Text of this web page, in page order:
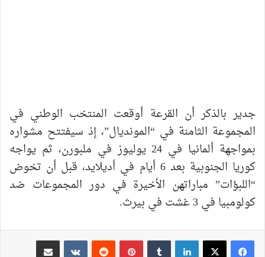
جدير بالذكر أن القرعة أوقعت المنتخب الوطني في
المجموعة الثامنة في “المونديال”، إذ سيفتتح مشواره
بمواجهة ألمانيا في 24 يوليوز في ملبورن، ثم يواجه
كوريا الجنوبية بعد 6 أيام في أديلايد، قبل أن تخوض
“اللبؤات” مباراتهن الأخيرة في دور المجموعات ضد
كولومبيا في 3 غشت في بيرث.
لينكدإن بينتيريست
مشاركة عبر البريد